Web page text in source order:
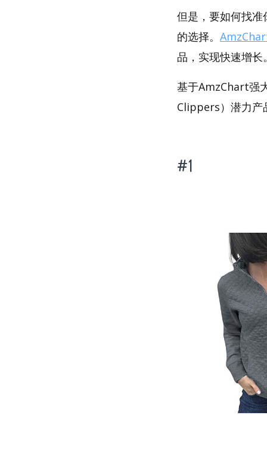
但是，要如何找准
的选择。
品，实现快速增长
基于AmzChart强
Clippers）潜力产
#1